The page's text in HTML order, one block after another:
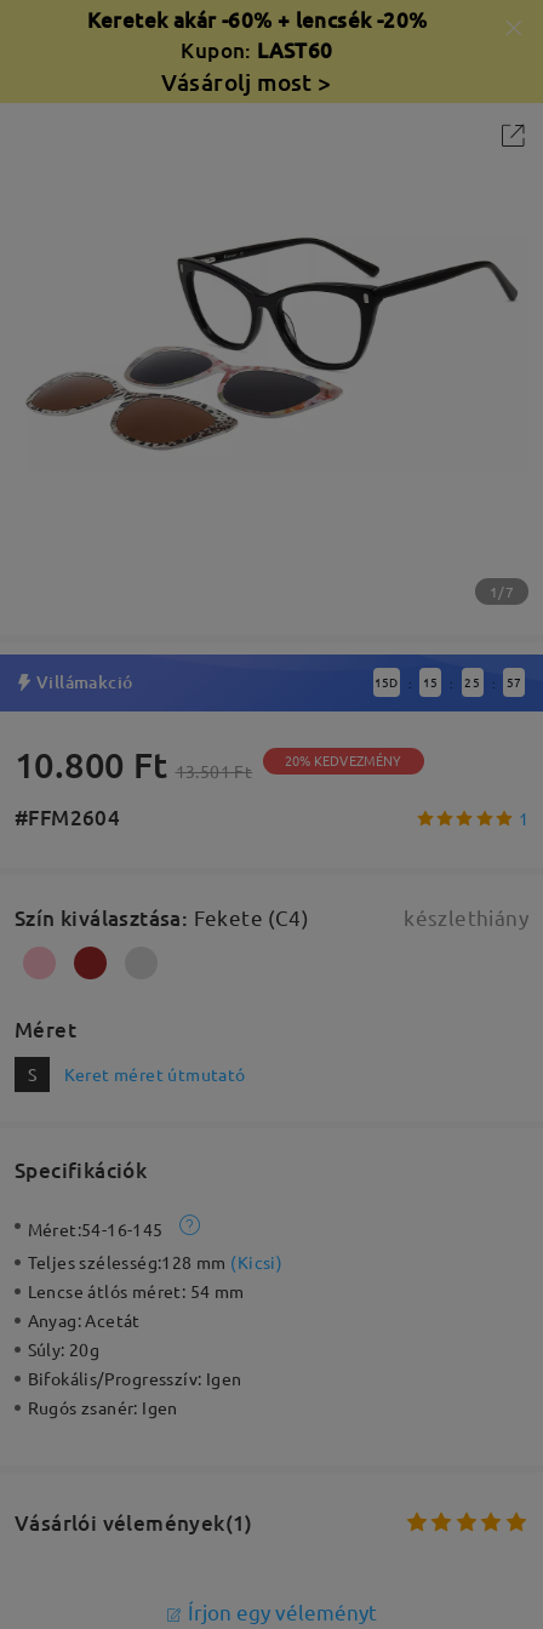
Keretek akár -60% + lencsék -20%
Kupon: LAST60
Vásárolj most >
1/7
Villámakció 15D : 15 : 25 : 56
10.800 Ft 13.501 Ft 20% KEDVEZMÉNY
#FFM2604 1
Szín kiválasztása: Fekete (C4) készlethiány
Méret
S Keret méret útmutató
Specifikációk
Méret:54-16-145
Teljes szélesség:128 mm (Kicsi)
Lencse átlós méret: 54 mm
Anyag:Acetát
Súly: 20g
Bifokális/Progresszív: Igen
Rugós zsanér: Igen
Vásárlói vélemények(1)
Írjon egy véleményt